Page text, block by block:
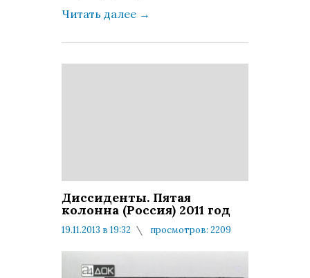
Читать далее →
Диссиденты. Пятая
колонна (Россия) 2011 год
19.11.2013 в 19:32
просмотров: 2209